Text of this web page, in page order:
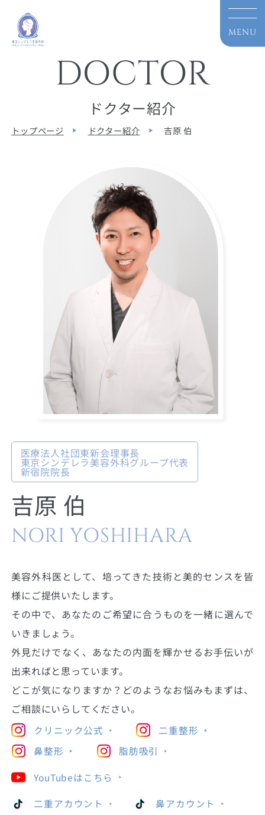
DOCTOR
ドクター紹介
トップページ ドクター紹介 吉原 伯
医療法人社団東新会理事長
東京シンデレラ美容外科グループ代表
新宿院院長
吉原 伯
NORI YOSHIHARA
美容外科医として、培ってきた技術と美的センスを皆
様にご提供いたします。
その中で、あなたのご希望に合うものを一緒に選んで
いきましょう。
外見だけでなく、あなたの内面を輝かせるお手伝いが
出来ればと思っています。
どこが気になりますか？どのようなお悩みもまずは、
ご相談にいらしてください。
クリニック公式
二重整形
鼻整形
脂肪吸引
YouTubeはこちら
二重アカウント 鼻アカウント